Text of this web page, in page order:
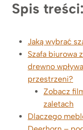
Spis treści:
Jaką wybrać
Szafa biurowa
drewno
przestrzeni?
Zobacz
zaletach
Dlaczego